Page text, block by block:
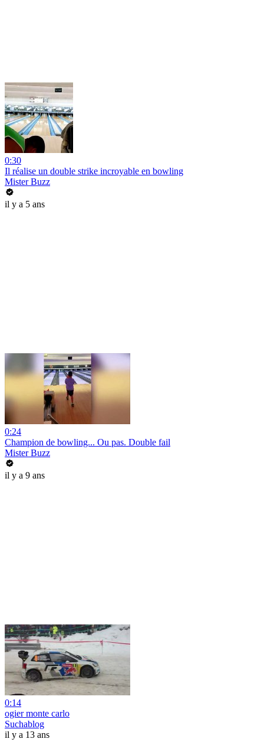
0:30
Il réalise un double strike incroyable en bowling
Mister Buzz
il y a 5 ans
0:24
Champion de bowling... Ou pas. Double fail
Mister Buzz
il y a 9 ans
0:14
ogier monte carlo
Suchablog
il y a 13 ans